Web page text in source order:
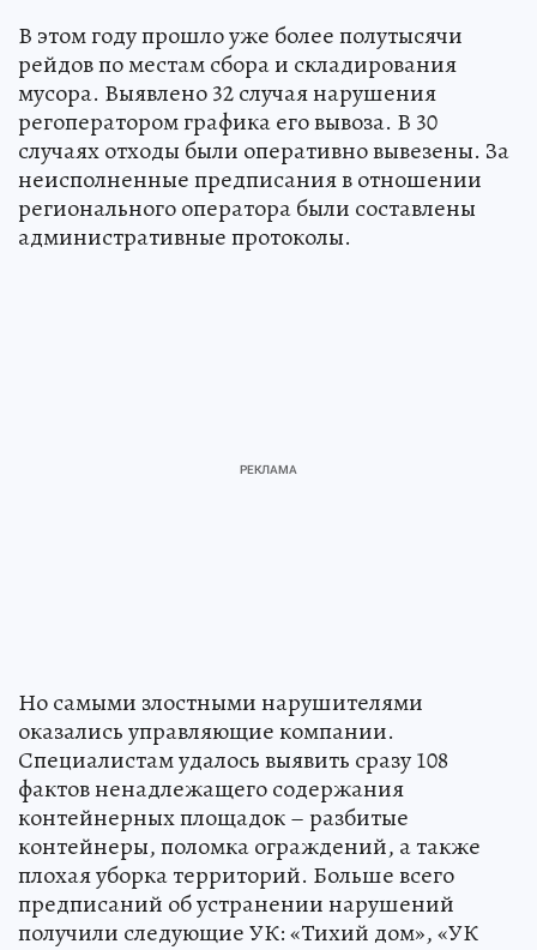
В этом году прошло уже более полутысячи
рейдов по местам сбора и складирования
мусора. Выявлено 32 случая нарушения
регоператором графика его вывоза. В 30
случаях отходы были оперативно вывезены. За
неисполненные предписания в отношении
регионального оператора были составлены
административные протоколы.
Но самыми злостными нарушителями
оказались управляющие компании.
Специалистам удалось выявить сразу 108
фактов ненадлежащего содержания
контейнерных площадок – разбитые
контейнеры, поломка ограждений, а также
плохая уборка территорий. Больше всего
предписаний об устранении нарушений
получили следующие УК: «Тихий дом», «УК